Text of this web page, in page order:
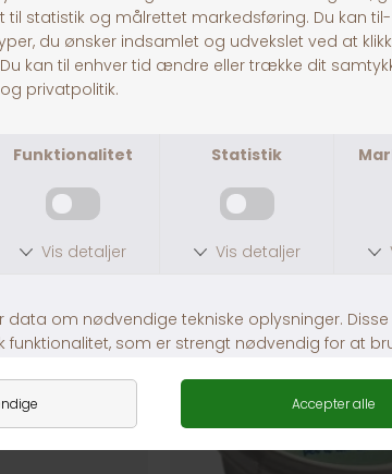
ANDRE KØBTE OGSÅ